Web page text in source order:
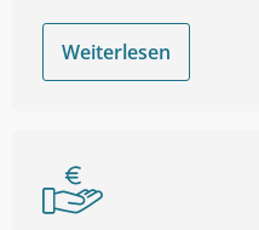
Weiterlesen